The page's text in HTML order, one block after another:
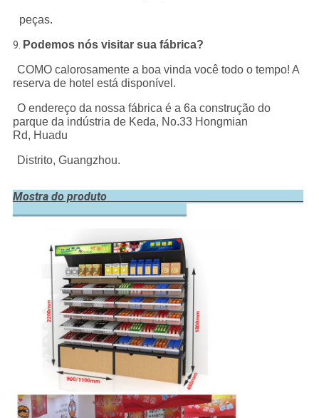
peças.
9. Podemos nós visitar sua fábrica?
COMO calorosamente a boa vinda você todo o tempo! A
reserva de hotel está disponível.
O endereço da nossa fábrica é a 6a construção do
parque da indústria de Keda, No.33 Hongmian
Rd, Huadu
Distrito, Guangzhou.
Mostra do produto